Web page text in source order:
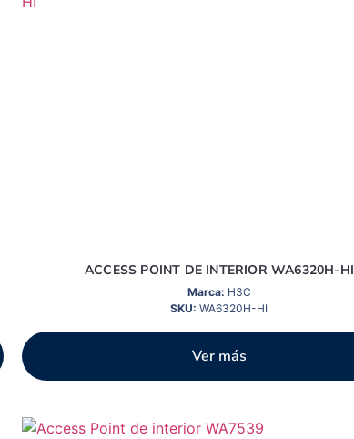
ACCESS POINT DE INTERIOR WA6320H-HI
Marca: H3C
SKU: WA6320H-HI
Ver más